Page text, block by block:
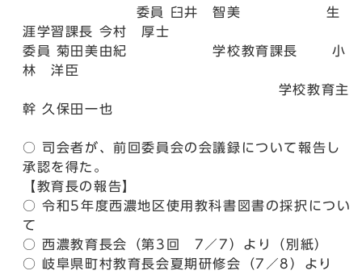
委員 臼井 智美 生
涯学習課長 今村 厚士
委員 菊田美由紀 学校教育課長 小
林 洋臣
学校教育主
幹 久保田一也
○ 司会者が、前回委員会の会議録について報告し
承認を得た。
【教育長の報告】
○ 令和5年度西濃地区使用教科書図書の採択につい
て
○ 西濃教育長会（第3回 7／7）より（別紙）
○ 岐阜県町村教育長会夏期研修会（7／8）より